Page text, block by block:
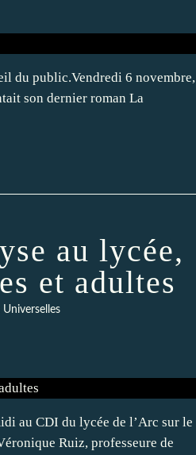
du public.Vendredi 6 novembre,
son dernier roman La
au lycée,
et adultes
Universelles
au CDI du lycée de l’Arc sur le
Ruiz, professeure de